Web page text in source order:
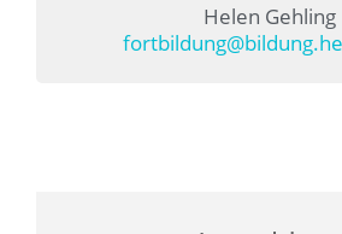
Helen Gehling